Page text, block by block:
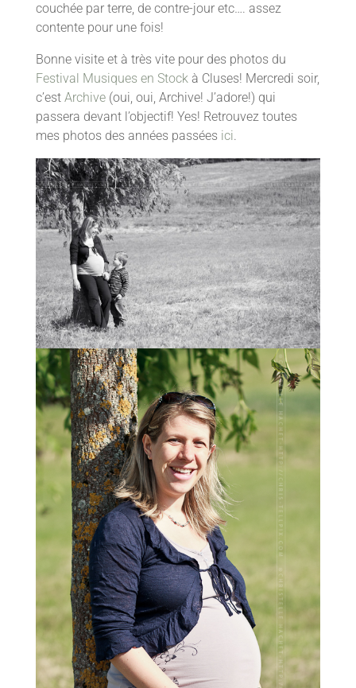
couchée par terre, de contre-jour etc…. assez
contente pour une fois!
Bonne visite et à très vite pour des photos du
Festival Musiques en Stockà Cluses! Mercredi soir,
c’est Archive(oui, oui, Archive! J’adore!) qui
passera devant l’objectif! Yes! Retrouvez toutes
mes photos des années passées ici.